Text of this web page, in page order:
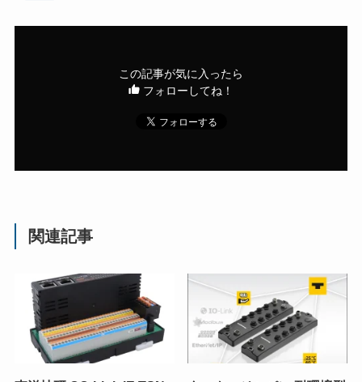
この記事が気に入ったら
フォローしてね！
関連記事